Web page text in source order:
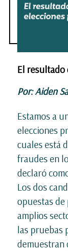
El resultado
Por: Aiden
Estamos a
elecciones
cuales está
fraudes en
declaró
Los dos
opuestas
amplios
las pruebas
demuestran